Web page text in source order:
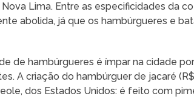
Nova Lima. Entre as especificidades da
abolida, já que os hambúrgueres e
de hambúrgueres é ímpar na cidade
A criação do hambúrguer de jacaré
dos Estados Unidos: é feito com